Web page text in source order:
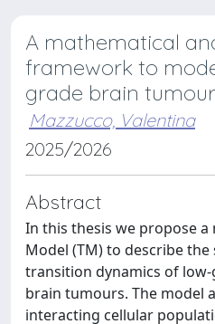
A mathematical
framework to
grade brain
Mazzucco, Valentina
2025/2026
Abstract
In this thesis we propose
Model (TM) to describe
transition dynamics of
brain tumours. The model
interacting cellular